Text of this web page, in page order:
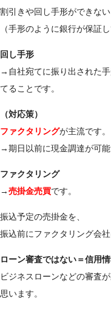
割引きや回し手形ができない
（手形のように銀行が保証
回し手形
→自社宛てに振り出された
てることです。
（対応策）
ファクタリングが主流です。
→期日以前に現金調達が可能
ファクタリング
→売掛金売買です。
振込予定の売掛金を、
振込前にファクタリング会
ローン審査ではない＝信用
ビジネスローンなどの審査
思います。